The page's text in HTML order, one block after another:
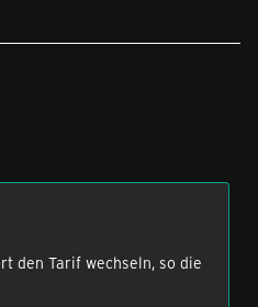
den Tarif wechseln, so die